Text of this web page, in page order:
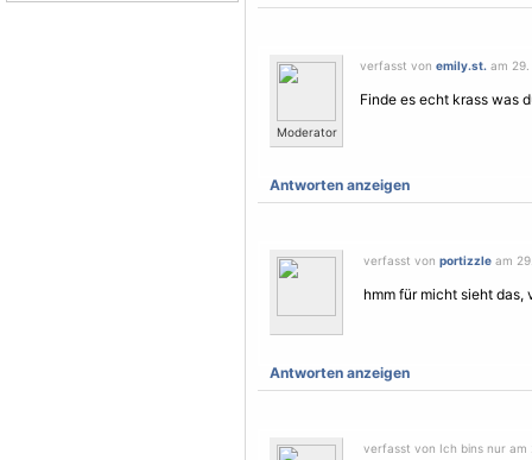
Moderator
verfasst von emily.st. am 29.
Finde es echt krass was
Antworten anzeigen
verfasst von portizzle am
hmm für micht sieht das,
Antworten anzeigen
verfasst von Ich bins nur am